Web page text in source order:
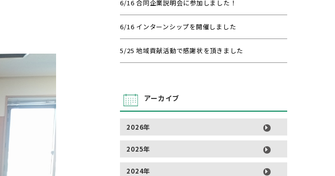
6/16 合同企業説明会に参加しました！
6/16 インターンシップを開催しました
5/25 地域貢献活動で感謝状を頂きました
アーカイブ
2026年
2025年
2024年